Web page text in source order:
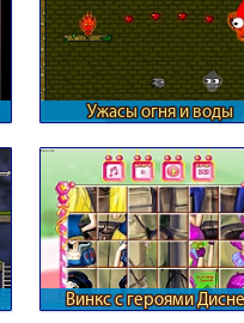
Ужасы огня и воды
Винкс с героями